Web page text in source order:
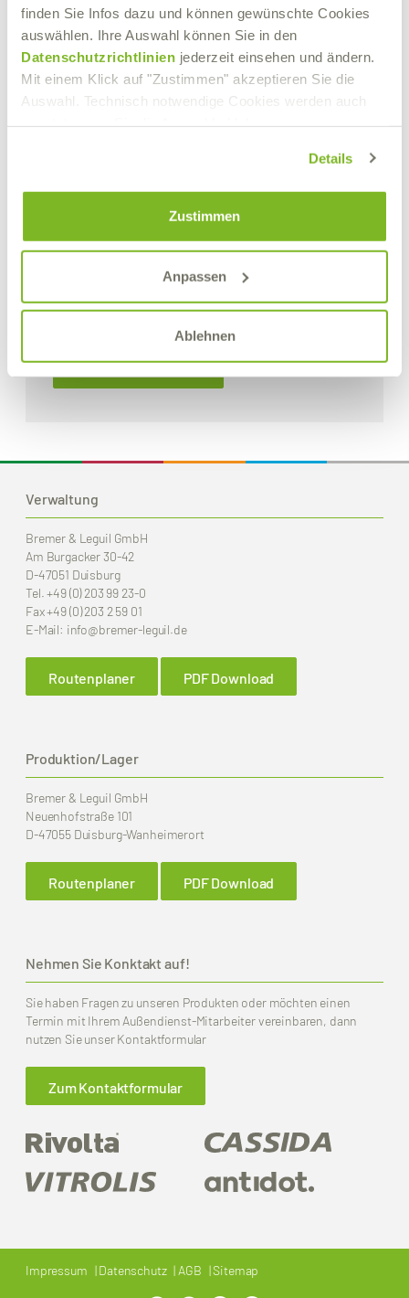
finden Sie Infos dazu und können gewünschte Cookies
auswählen. Ihre Auswahl können Sie in den
Datenschutzrichtlinien jederzeit einsehen und ändern.
Mit einem Klick auf "Zustimmen" akzeptieren Sie die
Auswahl. Technisch notwendige Cookies werden auch
Details
Zustimmen
Anpassen
Ablehnen
VITROLIS MM PREMIUM
Verwaltung
Bremer & Leguil GmbH
Am Burgacker 30-42
D-47051 Duisburg
Tel.+49 (0) 203 99 23-0
Fax+49 (0) 203 2 59 01
E-Mail: info@bremer-leguil.de
Routenplaner PDF Download
Produktion/Lager
Bremer & Leguil GmbH
Neuenhofstraße 101
D-47055 Duisburg-Wanheimerort
Routenplaner PDF Download
Nehmen Sie Konktakt auf!
Sie haben Fragen zu unseren Produkten oder möchten einen
Termin mit Ihrem Außendienst-Mitarbeiter vereinbaren, dann
nutzen Sie unser Kontaktformular
Zum Kontaktformular
Impressum Datenschutz AGB Sitemap